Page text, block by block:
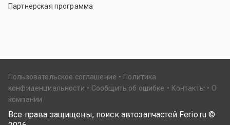
Партнерская программа
Пользовательское соглашение
Политика
конфиденциальности
Сообщить об ошибке Контакты
О
компании
Все права защищены, поиск автозапчастей Ferio.ru ©